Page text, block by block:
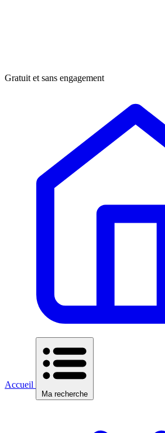
Gratuit et sans engagement
Accueil
Ma recherche